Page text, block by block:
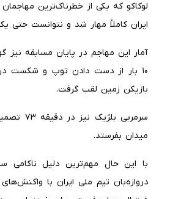
لوکاکو که یکی از خطرناک‌ترین
ایران کاملاً مهار شد و نتوانست
آمار این مهاجم در پایان مسابقه
بازیکن زمین لقب گرفت.
میدان بفرستد.
با این حال مهم‌ترین دلیل ناکامی
دروازه‌بان تیم ملی ایران با